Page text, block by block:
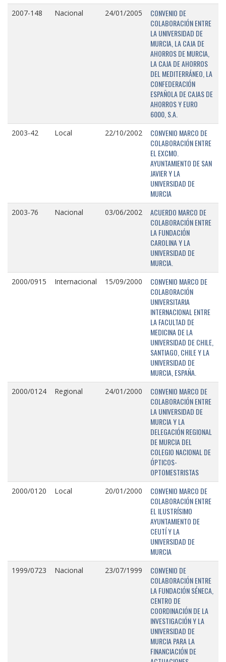
2007-148 Nacional 24/01/2005
CONVENIO DE
COLABORACIÓN ENTRE
LA UNIVERSIDAD DE
MURCIA, LA CAJA DE
AHORROS DE MURCIA,
LA CAJA DE AHORROS
DEL MEDITERRÁNEO, LA
CONFEDERACIÓN
ESPAÑOLA DE CAJAS DE
AHORROS Y EURO
6000, S.A.
2003-42 Local 22/10/2002
CONVENIO MARCO DE
COLABORACIÓN ENTRE
EL EXCMO.
AYUNTAMIENTO DE SAN
JAVIER Y LA
UNIVERSIDAD DE
MURCIA
2003-76 Nacional 03/06/2002
ACUERDO MARCO DE
COLABORACIÓN ENTRE
LA FUNDACIÓN
CAROLINA Y LA
UNIVERSIDAD DE
MURCIA.
2000/0915 Internacional 15/09/2000
CONVENIO MARCO DE
COLABORACIÓN
UNIVERSITARIA
INTERNACIONAL ENTRE
LA FACULTAD DE
MEDICINA DE LA
UNIVERSIDAD DE CHILE,
SANTIAGO, CHILE Y LA
UNIVERSIDAD DE
MURCIA, ESPAÑA.
2000/0124 Regional 24/01/2000
CONVENIO MARCO DE
COLABORACIÓN ENTRE
LA UNIVERSIDAD DE
MURCIA Y LA
DELEGACIÓN REGIONAL
DE MURCIA DEL
COLEGIO NACIONAL DE
ÓPTICOS-
OPTOMESTRISTAS
2000/0120 Local 20/01/2000
CONVENIO MARCO DE
COLABORACIÓN ENTRE
EL ILUSTRÍSIMO
AYUNTAMIENTO DE
CEUTÍ Y LA
UNIVERSIDAD DE
MURCIA
1999/0723 Nacional 23/07/1999
CONVENIO DE
COLABORACIÓN ENTRE
LA FUNDACIÓN SÉNECA,
CENTRO DE
COORDINACIÓN DE LA
INVESTIGACIÓN Y LA
UNIVERSIDAD DE
MURCIA PARA LA
FINANCIACIÓN DE